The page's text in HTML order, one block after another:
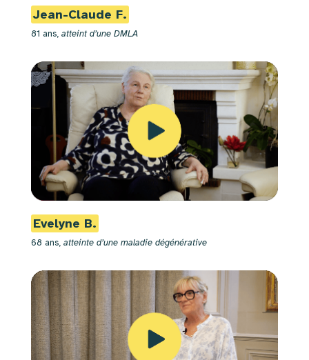
Jean-Claude F.
81 ans, atteint d’une DMLA
Evelyne B.
68 ans, atteinte d’une maladie dégénérative